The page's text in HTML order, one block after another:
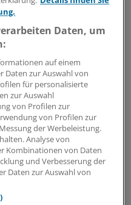
während des
eingegangen.
Neue Leistungen,
Verband haben dem
den Entwurf einer
medizinische
einige andere um. Ein
sich ändern soll.
Daten, um
auf einem
Daten zur Auswahl von
für personalisierte
zur Auswahl
von Profilen zur
von Profilen zur
der Werbeleistung.
Analyse von
Kombinationen von Daten
und Verbesserung der
Daten zur Auswahl von